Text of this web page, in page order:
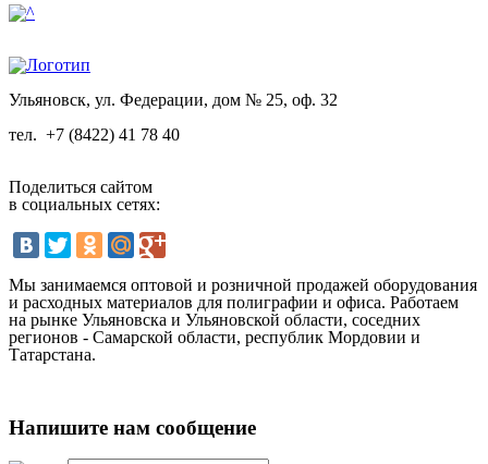
Ульяновск, ул. Федерации, дом № 25, оф. 32
тел. +7 (8422) 41 78 40
Поделиться сайтом
в социальных сетях:
Мы занимаемся оптовой и розничной продажей оборудования
и расходных материалов для полиграфии и офиса. Работаем
на рынке Ульяновска и Ульяновской области, соседних
регионов - Самарской области, республик Мордовии и
Татарстана.
Напишите нам сообщение